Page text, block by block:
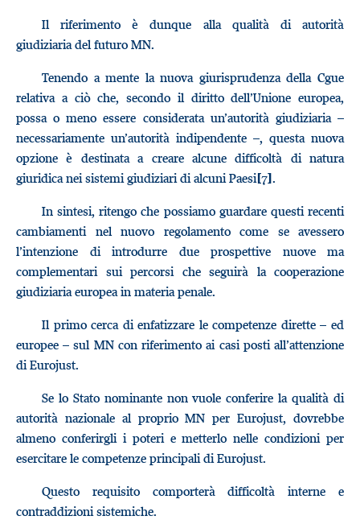
Il riferimento è dunque alla qualità di autorità
giudiziaria del futuro MN.
Tenendo a mente la nuova giurisprudenza della Cgue
relativa a ciò che, secondo il diritto dell’Unione europea,
possa o meno essere considerata un’autorità giudiziaria –
necessariamente un’autorità indipendente –, questa nuova
opzione è destinata a creare alcune difficoltà di natura
giuridica nei sistemi giudiziari di alcuni Paesi[7].
In sintesi, ritengo che possiamo guardare questi recenti
cambiamenti nel nuovo regolamento come se avessero
l’intenzione di introdurre due prospettive nuove ma
complementari sui percorsi che seguirà la cooperazione
giudiziaria europea in materia penale.
Il primo cerca di enfatizzare le competenze dirette – ed
europee – sul MN con riferimento ai casi posti all’attenzione
di Eurojust.
Se lo Stato nominante non vuole conferire la qualità di
autorità nazionale al proprio MN per Eurojust, dovrebbe
almeno conferirgli i poteri e metterlo nelle condizioni per
esercitare le competenze principali di Eurojust.
Questo requisito comporterà difficoltà interne e
contraddizioni sistemiche.